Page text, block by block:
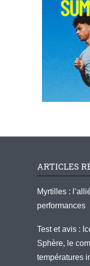
ARTICLES
Myrtilles :
performances
Test et avis :
Sphère, le
températures